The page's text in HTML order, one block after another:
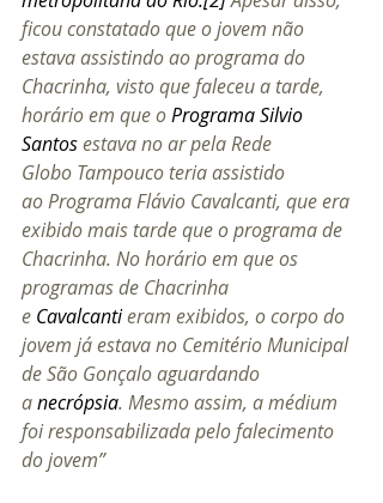
ficou constatado que o jovem não
estava assistindo ao programa do
Chacrinha, visto que faleceu a tarde,
horário em que o Programa Silvio
Santos estava no ar pela Rede
Globo Tampouco teria assistido
ao Programa Flávio Cavalcanti, que era
exibido mais tarde que o programa de
Chacrinha. No horário em que os
programas de Chacrinha
e Cavalcanti eram exibidos, o corpo do
jovem já estava no Cemitério Municipal
de São Gonçalo aguardando
a necrópsia. Mesmo assim, a médium
foi responsabilizada pelo falecimento
do jovem”